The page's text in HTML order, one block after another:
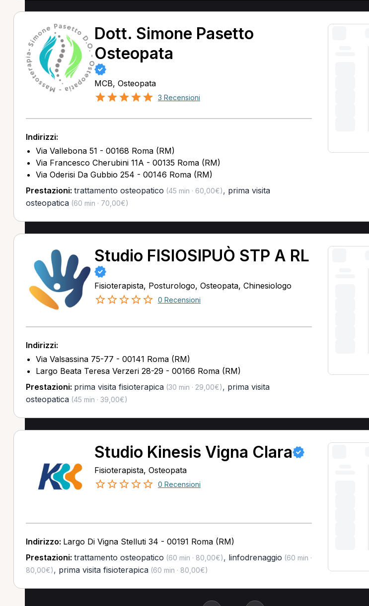
Dott. Simone Pasetto
Osteopata
MCB, Osteopata
3 Recensioni
Indirizzi:
Via Vallebona 51 - 00168 Roma (RM)
Via Francesco Cherubini 11A - 00135 Roma (RM)
Via Oderisi Da Gubbio 254 - 00146 Roma (RM)
Prestazioni: trattamento osteopatico (45 min · 60,00€), prima visita
osteopatica(60 min · 70,00€)
Studio FISIOSIPUÒ STP A RL
Fisioterapista, Posturologo, Osteopata, Chinesiologo
0 Recensioni
Indirizzi:
Via Valsassina 75-77 - 00141 Roma (RM)
Largo Beata Teresa Verzeri 28-29 - 00166 Roma (RM)
Prestazioni: prima visita fisioterapica(30 min · 29,00€), prima visita
osteopatica(45 min · 39,00€)
Studio Kinesis Vigna Clara
Fisioterapista, Osteopata
0 Recensioni
Indirizzo: Largo Di Vigna Stelluti 34 - 00191 Roma (RM)
Prestazioni: trattamento osteopatico (60 min · 80,00€), linfodrenaggio (60 min ·
80,00€), prima visita fisioterapica(60 min · 80,00€)